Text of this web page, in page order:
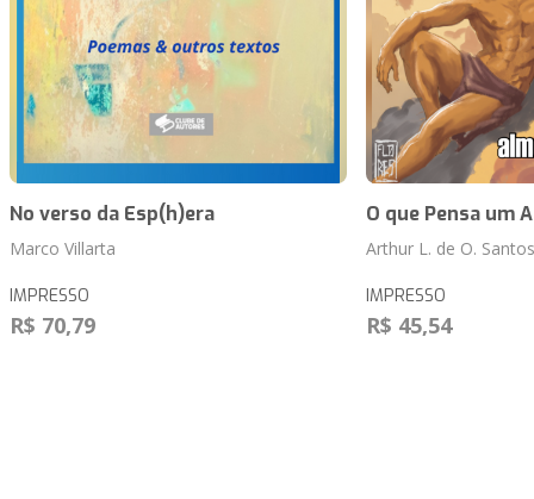
No verso da Esp(h)era
Marco Villarta
IMPRESSO
R$ 70,79
O que Pensa um
Arthur L. de O. Santos
IMPRESSO
R$ 45,54